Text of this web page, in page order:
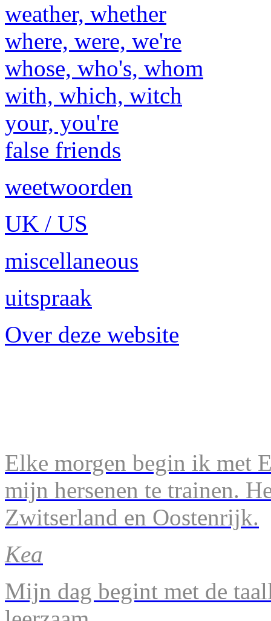
weather, whether
where, were, we're
whose, who's, whom
with, which, witch
your, you're
false friends
weetwoorden
UK / US
miscellaneous
uitspraak
Over deze website
Elke morgen begin ik met
mijn hersenen te trainen.
Zwitserland en Oostenrijk.
Kea
Mijn dag begint met de